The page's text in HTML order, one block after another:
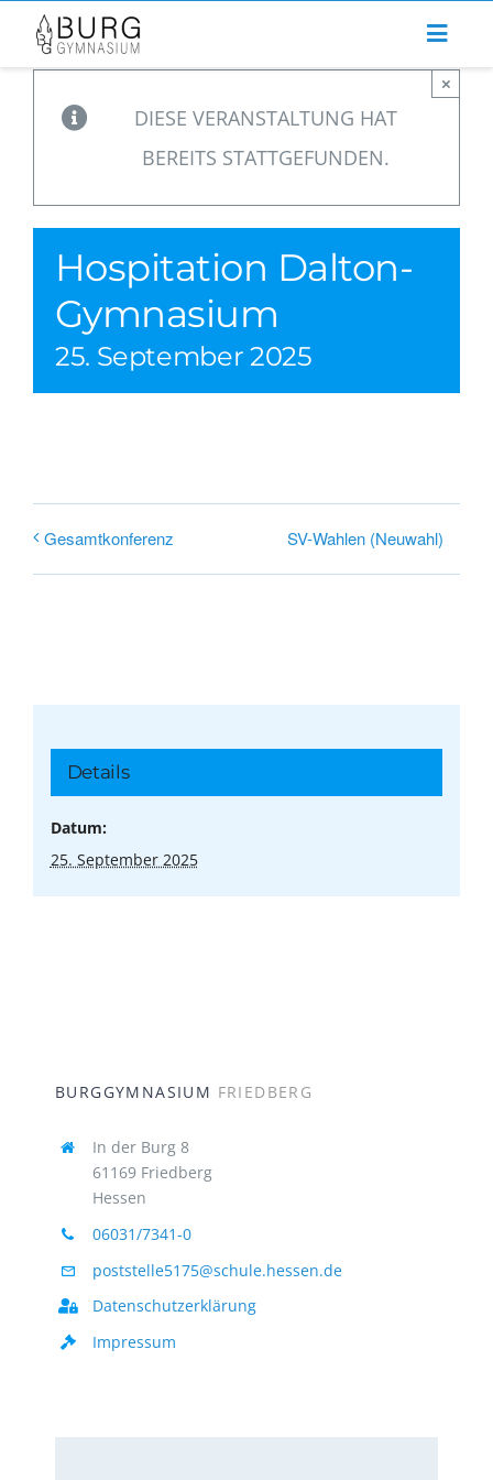
Zum
Inhalt
springen
DIESE VERANSTALTUNG HAT
BEREITS STATTGEFUNDEN.
×
Hospitation Dalton-
Gymnasium
25. September 2025
Gesamtkonferenz SV-Wahlen (Neuwahl)
Details
Datum:
25. September 2025
BURGGYMNASIUM FRIEDBERG
In der Burg 8
61169 Friedberg
Hessen
06031/7341-0
poststelle5175@schule.hessen.de
Datenschutzerklärung
Impressum